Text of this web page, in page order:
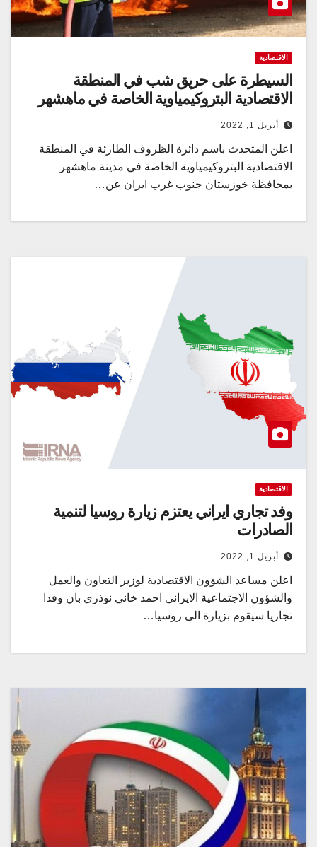
الاقتصادية
السيطرة على حريق شب في المنطقة
الاقتصادية البتروكيمياوية الخاصة في ماهشهر
أبريل 1, 2022
اعلن المتحدث باسم دائرة الظروف الطارئة في المنطقة
الاقتصادية البتروكيمياوية الخاصة في مدينة ماهشهر
بمحافظة خوزستان جنوب غرب ايران عن…
الاقتصادية
وفد تجاري ايراني يعتزم زيارة روسيا لتنمية
الصادرات
أبريل 1, 2022
اعلن مساعد الشؤون الاقتصادية لوزير التعاون والعمل
والشؤون الاجتماعية الايراني احمد خاني نوذري بان وفدا
تجاريا سيقوم بزيارة الى روسيا…